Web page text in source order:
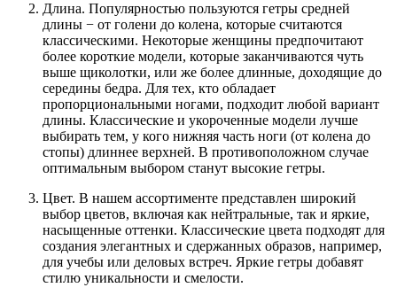
Длина. Популярностью пользуются гетры средней
длины − от голени до колена, которые считаются
классическими. Некоторые женщины предпочитают
более короткие модели, которые заканчиваются чуть
выше щиколотки, или же более длинные, доходящие до
середины бедра. Для тех, кто обладает
пропорциональными ногами, подходит любой вариант
длины. Классические и укороченные модели лучше
выбирать тем, у кого нижняя часть ноги (от колена до
стопы) длиннее верхней. В противоположном случае
оптимальным выбором станут высокие гетры.
Цвет. В нашем ассортименте представлен широкий
выбор цветов, включая как нейтральные, так и яркие,
насыщенные оттенки. Классические цвета подходят для
создания элегантных и сдержанных образов, например,
для учебы или деловых встреч. Яркие гетры добавят
стилю уникальности и смелости.